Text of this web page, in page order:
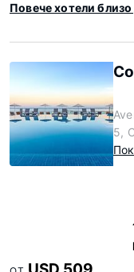
Повече хотели
5,